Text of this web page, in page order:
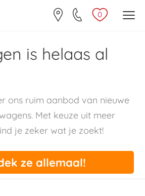
0
is helaas al
ons ruim aanbod van nieuwe
Met keuze uit meer
je zeker wat je zoekt!
ze allemaal!